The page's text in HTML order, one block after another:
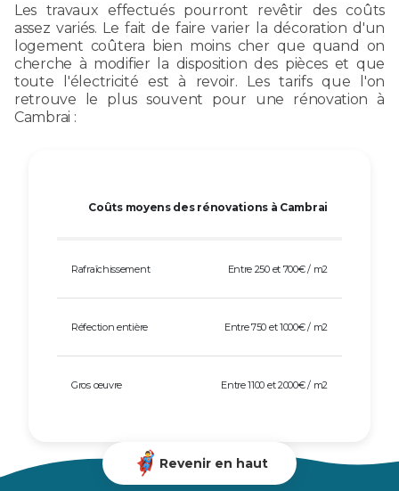
Les travaux effectués pourront revêtir des coûts
assez variés. Le fait de faire varier la décoration d'un
logement coûtera bien moins cher que quand on
cherche à modifier la disposition des pièces et que
toute l'électricité est à revoir. Les tarifs que l'on
retrouve le plus souvent pour une rénovation à
Cambrai :
Coûts moyens des rénovations à Cambrai
Rafraîchissement Entre 250 et 700€ / m2
Réfection entière Entre 750 et 1000€ / m2
Gros œuvre Entre 1100 et 2000€ / m2
Revenir en haut